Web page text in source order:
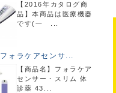
【2016年カタログ商
品】本商品は医療機器
です(一 ...
フォラケアセンサ...
【商品名】フォラケア
センサー・スリム 体
診薬 43...